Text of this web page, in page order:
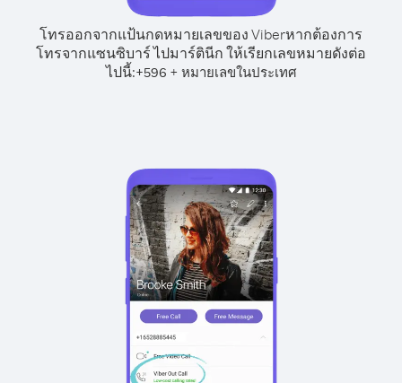
โทรออกจากแป้นกดหมายเลขของ Viberหากต้องการ
โทรจากแซนซิบาร์ ไปมาร์ตินีก ให้เรียกเลขหมายดังต่อ
ไปนี้:+596 + หมายเลขในประเทศ